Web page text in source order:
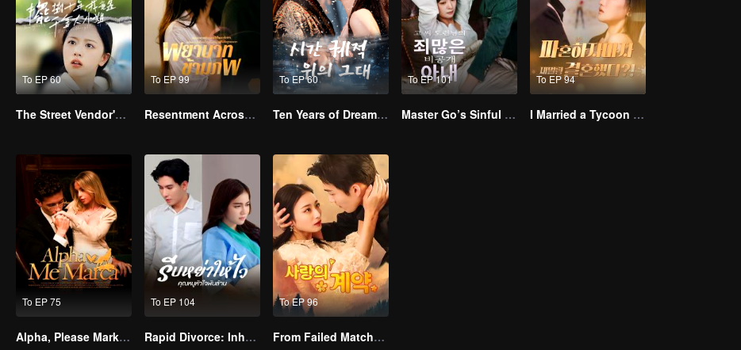
To EP 60
The Street Vendor's Secret Identity
To EP 99
Resentment Across Worlds
To EP 60
Ten Years of Dreams – Will We Meet Again?
To EP 101
Master Go’s Sinful Secret Wife(Korean Ver.)
To EP 94
I Married a Tycoon Right After Breaking Off the Engagement?!(Korean Ver.)
To EP 75
Alpha, Please Mark Me
To EP 104
Rapid Divorce: Inheriting the Billion-Dollar Estate
To EP 96
From Failed Matchmaking to Flash Marriage: My Trillionaire Magnate